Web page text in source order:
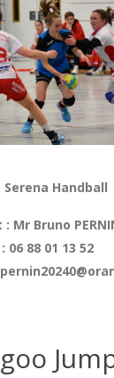
Serena Handball
Mr Bruno
06 88 01 13 52